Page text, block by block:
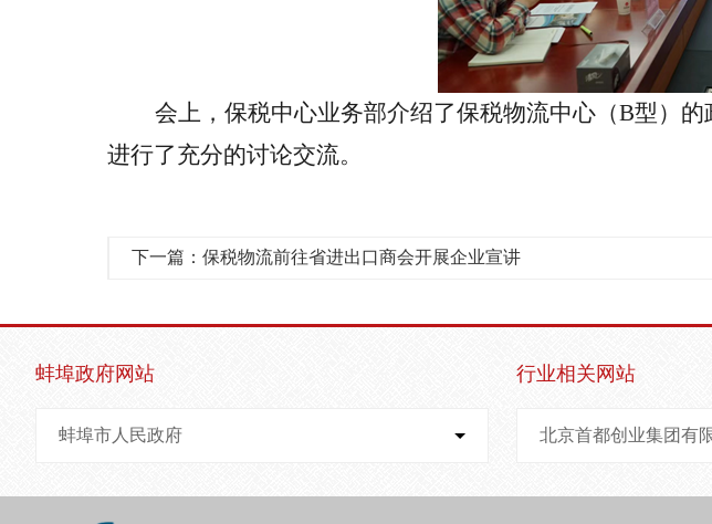
会上，保税中心业务部介绍了保税物流中心（B型）的
进行了充分的讨论交流。
下一篇：保税物流前往省进出口商会开展企业宣讲
蚌埠政府网站
蚌埠市人民政府
行业相关网站
北京首都创业集团有